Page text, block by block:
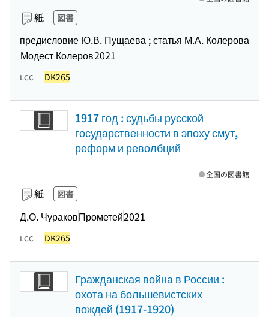
紙 図書
предисловие Ю.В. Пущаева ; статья М.А. Колерова
Модест Колеров2021
LCC DK265
1917 год : судьбы русской
государственности в эпоху смут,
реформ и револбций
紙 図書
Д.О. ЧураковПрометей2021
全国の図書館
LCC DK265
Гражданская война в России :
охота на большевистских
вождей (1917-1920)